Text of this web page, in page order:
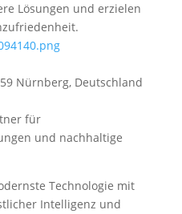
Lösungen und erzielen
Nürnberg, Deutschland
für
und nachhaltige
Technologie mit
Intelligenz und